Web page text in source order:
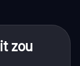
zou